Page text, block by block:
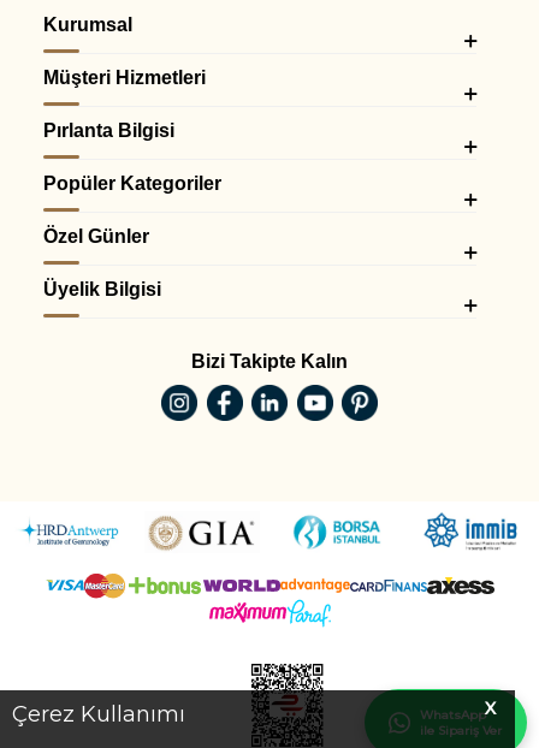
X
Çerez Kullanımı
WhatsApp
ile Sipariş Ver
Kurumsal
Müşteri Hizmetleri
Pırlanta Bilgisi
Popüler Kategoriler
Özel Günler
Üyelik Bilgisi
Bizi Takipte Kalın